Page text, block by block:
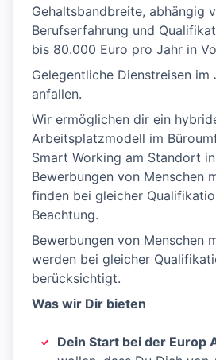
Gehaltsbandbreite, abhängig
Berufserfahrung und
bis 80.000 Euro pro Jahr in
Gelegentliche Dienstreisen im
anfallen.
Wir ermöglichen dir ein
Arbeitsplatzmodell im
Smart Working am Standort
Bewerbungen von Menschen
finden bei gleicher
Beachtung.
Bewerbungen von Menschen
werden bei gleicher
berücksichtigt.
Was wir Dir bieten
Dein Start bei der Europ